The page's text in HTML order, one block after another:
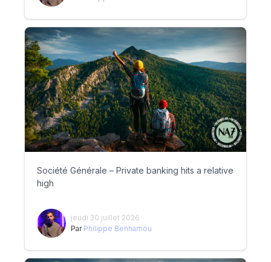
Société Générale – Private banking hits a relative
high
jeudi 30 juillet 2026
Par Philippe Benhamou